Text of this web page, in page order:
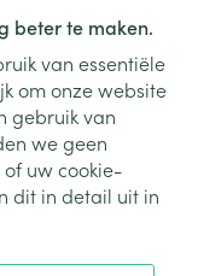
beter te maken.
van essentiële
om onze website
gebruik van
we geen
uw cookie-
dit in detail uit in